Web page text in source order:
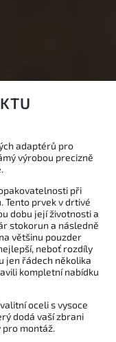
adaptérů pro
výrobou precizně
při
Tento prvek v drtivé
dobu její životnosti a
stokorun a následně
většinu pouzder
neboť rozdíly
jen řádech několika
kompletní nabídku
oceli s vysoce
dodá vaší zbrani
pro montáž.